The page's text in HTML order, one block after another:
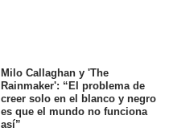
Milo Callaghan y 'The
Rainmaker': “El problema de
creer solo en el blanco y negro
es que el mundo no funciona
así”